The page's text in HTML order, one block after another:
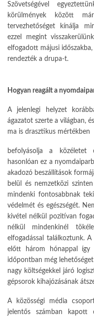
Szövetségével
körülmények között
tervezhetőséget kínálja
ezzel megint
elfogadott májusi
rendezték a drupa-t.
Hogyan reagált a
A jelenlegi helyzet
ágazatot szerte a világban,
ma is drasztikus mértékben
befolyásolja a közéletet
hasonlóan ez a
akadozó beszállítások
belül és nemzetközi
mindenki fontosabbnak
védelmét és egészségét.
kivétel nélkül pozitívan
nélkül mindenkinél
elfogadással találkoztunk.
előtt három hónappal így
időpontban még
nagy költségekkel járó
gépsorok kihajózásának
A közösségi média
jelentős számban kapott